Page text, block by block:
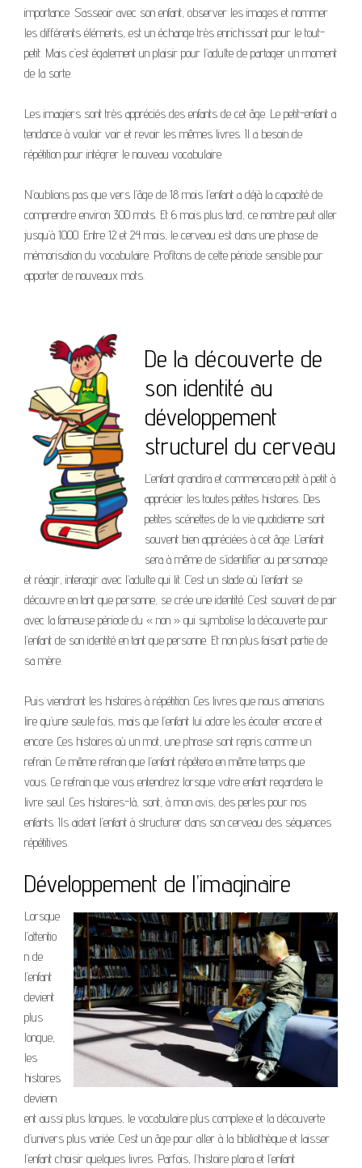
importance. S’asseoir avec son enfant, observer les images et nommer
les différents éléments, est un échange très enrichissant pour le tout-
petit. Mais c’est également un plaisir pour l’adulte de partager un moment
de la sorte.
Les imagiers sont très appréciés des enfants de cet âge. Le petit-enfant a
tendance à vouloir voir et revoir les mêmes livres. Il a besoin de
répétition pour intégrer le nouveau vocabulaire.
N’oublions pas que vers l’âge de 18 mois l’enfant a déjà la capacité de
comprendre environ 300 mots. Et 6 mois plus tard, ce nombre peut aller
jusqu’à 1000. Entre 12 et 24 mois, le cerveau est dans une phase de
mémorisation du vocabulaire. Profitons de cette période sensible pour
apporter de nouveaux mots.
De la découverte de
son identité au
développement
structurel du cerveau
L’enfant grandira et commencera petit à petit à
apprécier les toutes petites histoires. Des
petites scénettes de la vie quotidienne sont
souvent bien appréciées à cet âge. L’enfant
sera à même de s’identifier au personnage
et réagir, interagir avec l’adulte qui lit. C’est un stade où l’enfant se
découvre en tant que personne, se crée une identité. C’est souvent de pair
avec la fameuse période du « non » qui symbolise la découverte pour
l’enfant de son identité en tant que personne. Et non plus faisant partie de
sa mère.
Puis viendront les histoires à répétition. Ces livres que nous aimerions
lire qu’une seule fois, mais que l’enfant lui adore les écouter encore et
encore. Ces histoires où un mot, une phrase sont repris comme un
refrain. Ce même refrain que l’enfant répétera en même temps que
vous. Ce refrain que vous entendrez lorsque votre enfant regardera le
livre seul. Ces histoires-là, sont, à mon avis, des perles pour nos
enfants. Ils aident l’enfant à structurer dans son cerveau des séquences
répétitives.
Développement de l’imaginaire
Lorsque
l’attentio
n de
l’enfant
devient
plus
longue,
les
histoires
devienn
ent aussi plus longues, le vocabulaire plus complexe et la découverte
d’univers plus variée. C’est un âge pour aller à la bibliothèque et laisser
l’enfant choisir quelques livres. Parfois, l’histoire plaira et l’enfant